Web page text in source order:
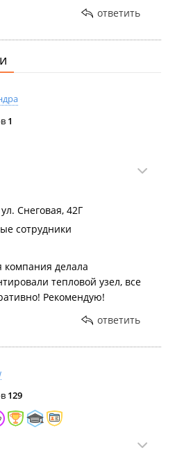
ответить
1
Снеговая, 42Г
сотрудники
компания делала
тепловой узел, все
Рекомендую!
ответить
129